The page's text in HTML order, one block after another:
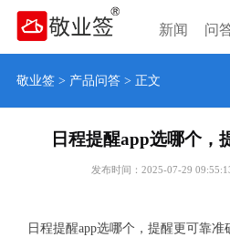
新闻 问
敬业签> 产品问答> 正文
日程提醒app选哪个，
发布时间：2025-07-29
日程提醒app选哪个，提醒更可靠准